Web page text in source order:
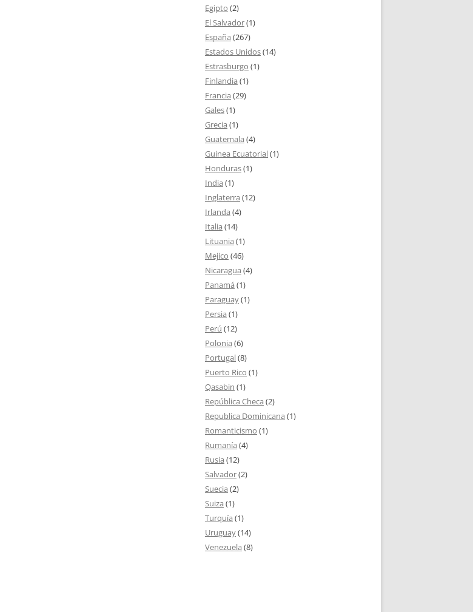
Egipto (2)
El Salvador(1)
España (267)
Estados Unidos(14)
Estrasburgo (1)
Finlandia (1)
Francia (29)
Gales(1)
Grecia (1)
Guatemala (4)
Guinea Ecuatorial(1)
Honduras(1)
India (1)
Inglaterra (12)
Irlanda (4)
Italia (14)
Lituania (1)
Mejico (46)
Nicaragua (4)
Panamá (1)
Paraguay(1)
Persia (1)
Perú (12)
Polonia (6)
Portugal(8)
Puerto Rico (1)
Qasabin (1)
República Checa (2)
Republica Dominicana (1)
Romanticismo (1)
Rumanía (4)
Rusia (12)
Salvador(2)
Suecia (2)
Suiza (1)
Turquía (1)
Uruguay(14)
Venezuela (8)